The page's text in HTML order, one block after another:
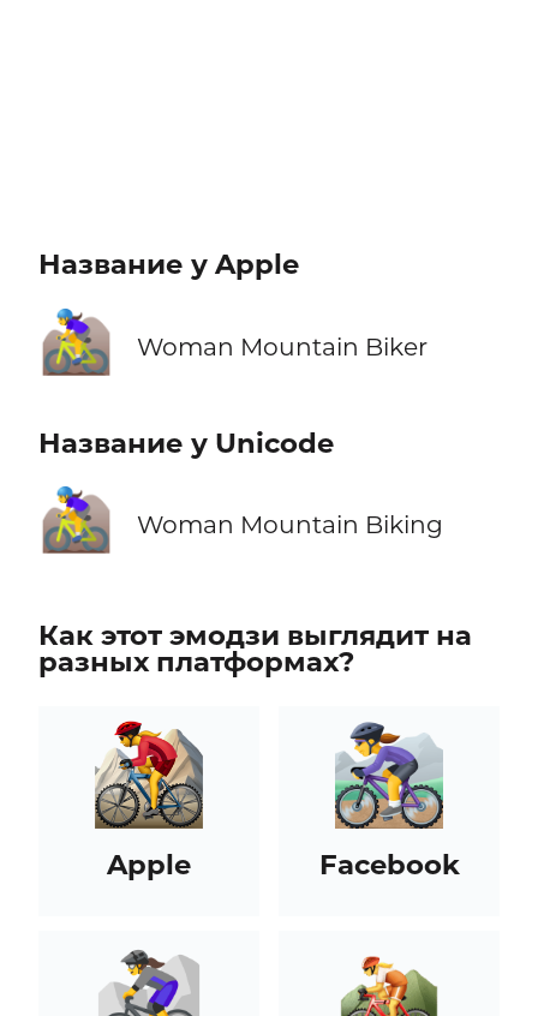
Название у Apple
🚵‍♀️ Woman Mountain Biker
Название у Unicode
🚵‍♀️ Woman Mountain Biking
Как этот эмодзи выглядит на
разных платформах?
Apple Facebook